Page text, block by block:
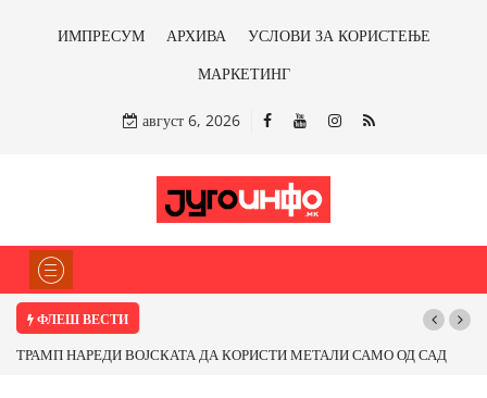
ИМПРЕСУМ АРХИВА
УСЛОВИ ЗА КОРИСТЕЊЕ
МАРКЕТИНГ
август 6, 2026
ФЛЕШ ВЕСТИ
МЕТАЛИ САМО ОД САД
Почнува реконструкцијата на улицата „5-